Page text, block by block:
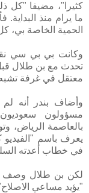
كثيرا"، مضيفا
ما يرام منذ
الحمية الخاصة بي،
وكانت بي بي سي
تحدث مع بن طلال
معتقل في غرفة تشبه
وأضاف بندر أنه لم
مسؤولون
بالعاصمة الرياض،
يعرف باسم "الفيديو
في خطاب أعدته
لكن بن طلال وصف
"يؤيد مساعي